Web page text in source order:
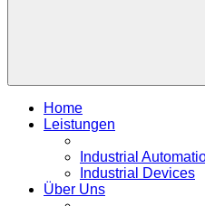
Home
Leistungen
Industrial
Industrial Devices
Über Uns